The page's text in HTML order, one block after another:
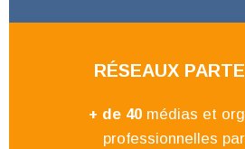
RÉSEAUX
+ de 40 médias et
professionnelles